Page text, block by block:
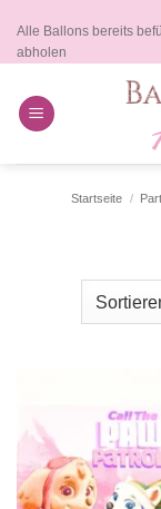
Inhalt
springen
Alle Ballons bereits
abholen
Startseite /